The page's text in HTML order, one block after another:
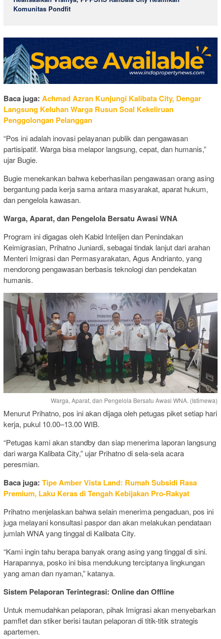
Komunitas Pondfit
Baca juga: Achmad Azran Kunjungi Kalibata City, Dengar
Langsung Keluhan Warga Rusun Soal Kekeliruan
Penggolongan Pelanggan
“Pos ini adalah inovasi pelayanan publik dan pengawasan
partisipatif. Warga bisa melapor langsung, cepat, dan humanis,”
ujar Bugie.
Bugie menekankan bahwa keberhasilan pengawasan orang asing
bergantung pada kerja sama antara masyarakat, aparat hukum,
dan pengelola kawasan.
Warga, Aparat, dan Pengelola Bersatu Awasi WNA
Program ini digagas oleh Kabid Intelijen dan Penindakan
Keimigrasian, Prihatno Juniardi, sebagai tindak lanjut dari arahan
Menteri Imigrasi dan Permasyarakatan, Agus Andrianto, yang
mendorong pengawasan berbasis teknologi dan pendekatan
humanis.
Warga, Aparat, dan Pengelola Bersatu Awasi WNA. (Istimewa)
Menurut Prihatno, pos ini akan dijaga oleh petugas piket setiap hari
kerja, pukul 10.00–13.00 WIB.
“Petugas kami akan standby dan siap menerima laporan langsung
dari warga Kalibata City,” ujar Prihatno di sela-sela acara
peresmian.
Baca juga: Tipe Amber Vista Land: Rumah Subsidi Rasa
Premium, Laku Keras di Tengah Kebijakan Pro-Rakyat
Prihatno menjelaskan bahwa selain menerima pengaduan, pos ini
juga melayani konsultasi paspor dan akan melakukan pendataan
jumlah WNA yang tinggal di Kalibata City.
“Kami ingin tahu berapa banyak orang asing yang tinggal di sini.
Harapannya, posko ini bisa mendukung terciptanya lingkungan
yang aman dan nyaman,” katanya.
Sistem Pelaporan Terintegrasi: Online dan Offline
Untuk memudahkan pelaporan, pihak Imigrasi akan menyebarkan
pamflet dan stiker berisi tautan pelaporan di titik-titik strategis
apartemen.